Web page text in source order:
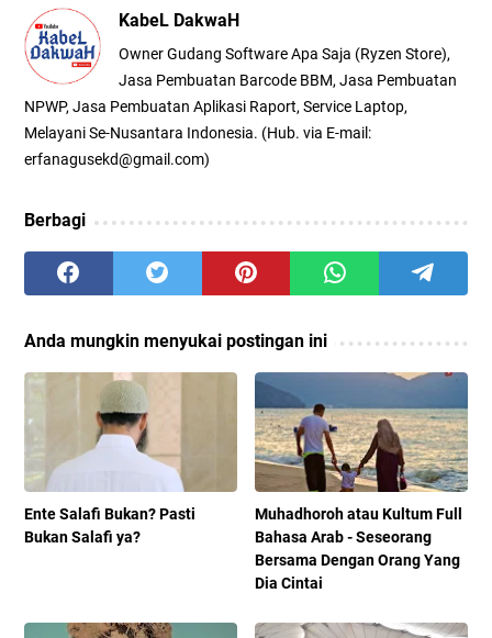
KabeL DakwaH
Owner Gudang Software Apa Saja (Ryzen Store),
Jasa Pembuatan Barcode BBM, Jasa Pembuatan
NPWP, Jasa Pembuatan Aplikasi Raport, Service Laptop,
Melayani Se-Nusantara Indonesia. (Hub. via E-mail:
erfanagusekd@gmail.com)
Berbagi
Anda mungkin menyukai postingan ini
Ente Salafi Bukan? Pasti
Bukan Salafi ya?
Muhadhoroh atau Kultum Full
Bahasa Arab - Seseorang
Bersama Dengan Orang Yang
Dia Cintai